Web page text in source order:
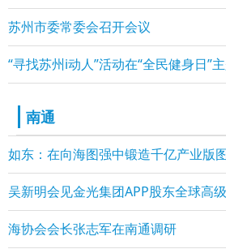
苏州市委常委会召开会议
“寻找苏州i动人”活动在“全民健身日”
南通
如东：在向海图强中锻造千亿产业版
吴新明会见金光集团APP股东全球高
海协会会长张志军在南通调研